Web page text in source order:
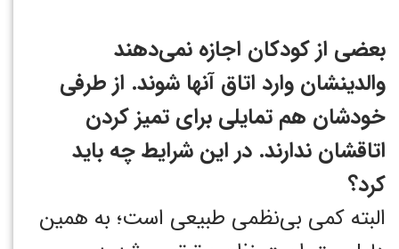
بعضی از کودکان اجازه نمی‌دهند
والدینشان وارد اتاق آنها شوند. از طرفی
خودشان هم تمایلی برای تمیز کردن
اتاقشان ندارند. در این شرایط چه باید
کرد؟
البته کمی بی‌نظمی طبیعی است؛ به همین